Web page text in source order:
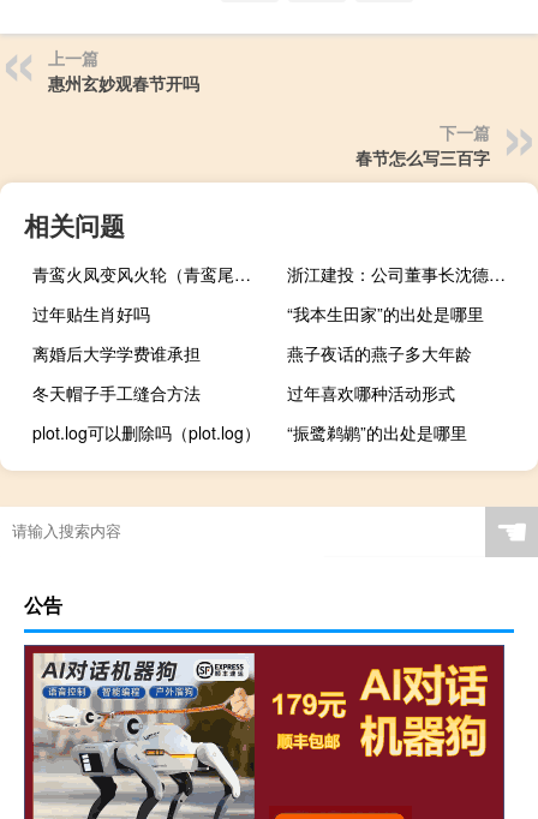
上一篇
惠州玄妙观春节开吗
下一篇
春节怎么写三百字
相关问题
青鸾火凤变风火轮（青鸾尾羽）
浙江建投：公司董事长沈德法辞职
过年贴生肖好吗
“我本生田家”的出处是哪里
离婚后大学学费谁承担
燕子夜话的燕子多大年龄
冬天帽子手工缝合方法
过年喜欢哪种活动形式
plot.log可以删除吗（plot.log）
“振鹭鹈鹕”的出处是哪里
☚
公告